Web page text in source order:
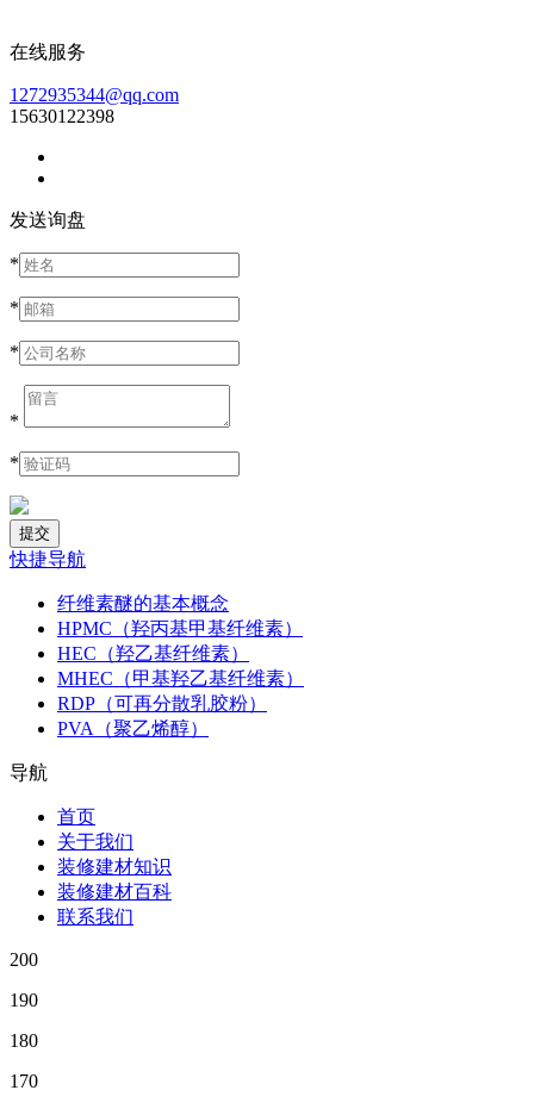
在线服务
1272935344@qq.com
15630122398
发送询盘
*
*
*
*
*
快捷导航
纤维素醚的基本概念
HPMC（羟丙基甲基纤维素）
HEC（羟乙基纤维素）
MHEC（甲基羟乙基纤维素）
RDP（可再分散乳胶粉）
PVA（聚乙烯醇）
导航
首页
关于我们
装修建材知识
装修建材百科
联系我们
200
190
180
170